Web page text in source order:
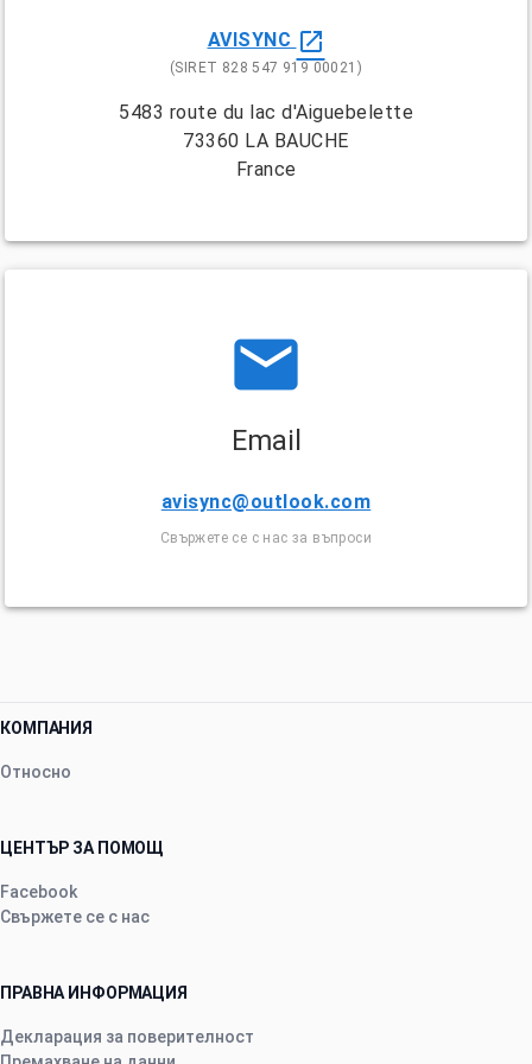
AVISYNC open_in_new
(SIRET 828 547 919 00021)
5483 route du lac d'Aiguebelette
73360 LA BAUCHE
France
email
Email
avisync@outlook.com
Свържете се с нас за въпроси
КОМПАНИЯ
Относно
ЦЕНТЪР ЗА ПОМОЩ
Facebook
Свържете се с нас
ПРАВНА ИНФОРМАЦИЯ
Декларация за поверителност